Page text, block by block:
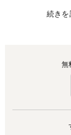
続きを
無